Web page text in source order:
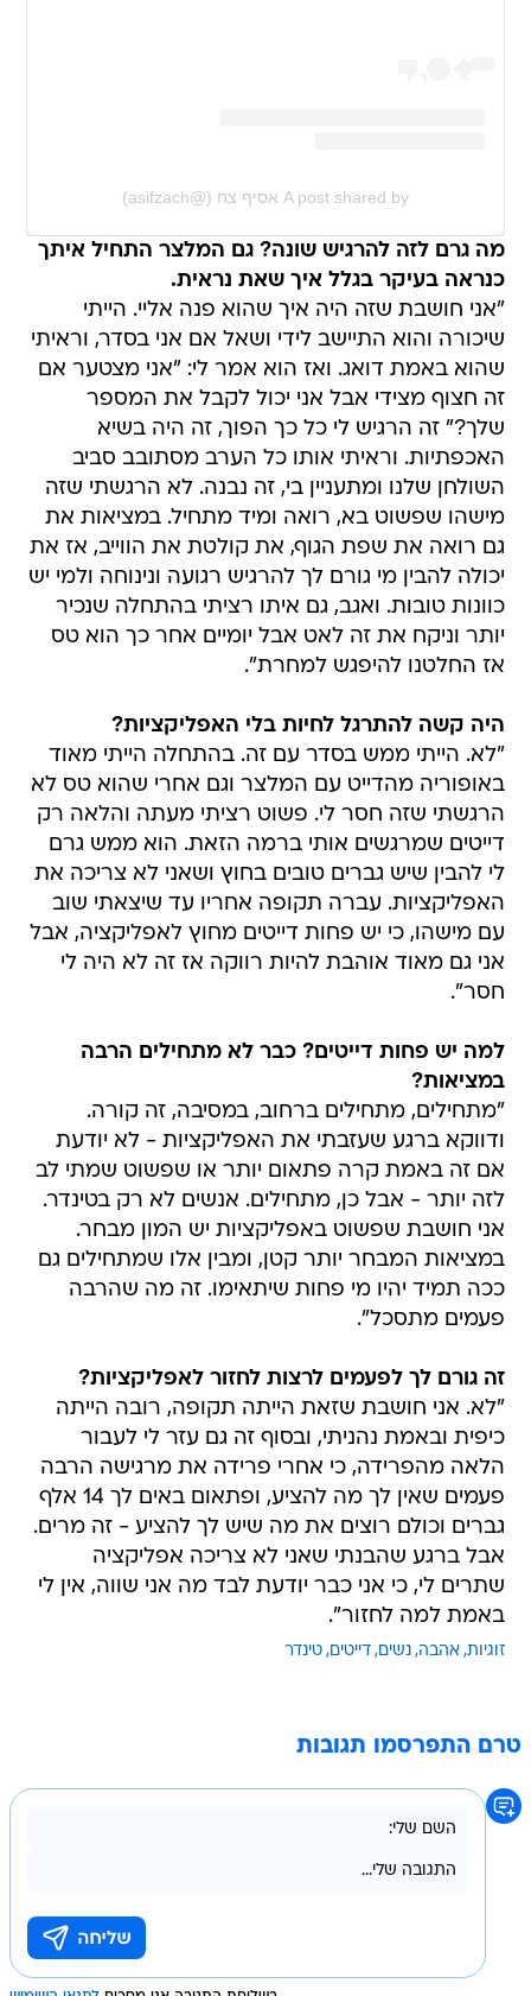
A post shared by אסיף צח (@asifzach)
מה גרם לזה להרגיש שונה? גם המלצר התחיל איתך
כנראה בעיקר בגלל איך שאת נראית.
"אני חושבת שזה היה איך שהוא פנה אליי. הייתי
שיכורה והוא התיישב לידי ושאל אם אני בסדר, וראיתי
שהוא באמת דואג. ואז הוא אמר לי: "אני מצטער אם
זה חצוף מצידי אבל אני יכול לקבל את המספר
שלך?" זה הרגיש לי כל כך הפוך, זה היה בשיא
האכפתיות. וראיתי אותו כל הערב מסתובב סביב
השולחן שלנו ומתעניין בי, זה נבנה. לא הרגשתי שזה
מישהו שפשוט בא, רואה ומיד מתחיל. במציאות את
גם רואה את שפת הגוף, את קולטת את הווייב, אז את
יכולה להבין מי גורם לך להרגיש רגועה ונינוחה ולמי יש
כוונות טובות. ואגב, גם איתו רציתי בהתחלה שנכיר
יותר וניקח את זה לאט אבל יומיים אחר כך הוא טס
אז החלטנו להיפגש למחרת".
היה קשה להתרגל לחיות בלי האפליקציות?
"לא. הייתי ממש בסדר עם זה. בהתחלה הייתי מאוד
באופוריה מהדייט עם המלצר וגם אחרי שהוא טס לא
הרגשתי שזה חסר לי. פשוט רציתי מעתה והלאה רק
דייטים שמרגשים אותי ברמה הזאת. הוא ממש גרם
לי להבין שיש גברים טובים בחוץ ושאני לא צריכה את
האפליקציות. עברה תקופה אחריו עד שיצאתי שוב
עם מישהו, כי יש פחות דייטים מחוץ לאפליקציה, אבל
אני גם מאוד אוהבת להיות רווקה אז זה לא היה לי
חסר".
למה יש פחות דייטים? כבר לא מתחילים הרבה
במציאות?
"מתחילים, מתחילים ברחוב, במסיבה, זה קורה.
ודווקא ברגע שעזבתי את האפליקציות - לא יודעת
אם זה באמת קרה פתאום יותר או שפשוט שמתי לב
לזה יותר - אבל כן, מתחילים. אנשים לא רק בטינדר.
אני חושבת שפשוט באפליקציות יש המון מבחר.
במציאות המבחר יותר קטן, ומבין אלו שמתחילים גם
ככה תמיד יהיו מי פחות שיתאימו. זה מה שהרבה
פעמים מתסכל".
זה גורם לך לפעמים לרצות לחזור לאפליקציות?
"לא. אני חושבת שזאת הייתה תקופה, רובה הייתה
כיפית ובאמת נהניתי, ובסוף זה גם עזר לי לעבור
הלאה מהפרידה, כי אחרי פרידה את מרגישה הרבה
פעמים שאין לך מה להציע, ופתאום באים לך 14 אלף
גברים וכולם רוצים את מה שיש לך להציע - זה מרים.
אבל ברגע שהבנתי שאני לא צריכה אפליקציה
שתרים לי, כי אני כבר יודעת לבד מה אני שווה, אין לי
באמת למה לחזור".
זוגיות אהבה נשים דייטים טינדר
טרם התפרסמו תגובות